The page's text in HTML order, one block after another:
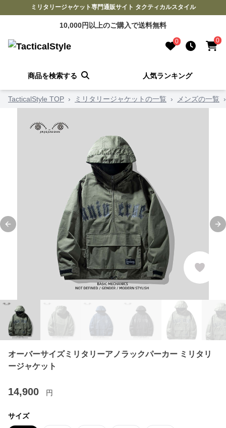
ミリタリージャケット専門通販サイト タクティカルスタイル
10,000円以上のご購入で送料無料
0 0
商品を検索する 人気ランキング
TacticalStyle TOP › ミリタリージャケットの一覧 › メンズの一覧 ›
Previous slide
オーバーサイズミリタリーアノラックパーカー ミリタリ
ージャケット
14,900 円
サイズ